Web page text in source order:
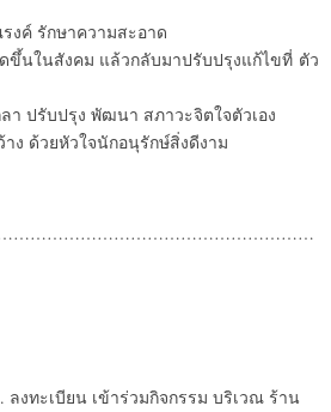
งค์ รักษาความสะอาด
ขึ้นในสังคม แล้วกลับมาปรับปรุงแก้ไขที่ ตัว
ปรับปรุง พัฒนา สภาวะจิตใจตัวเอง
ง ด้วยหัวใจนักอนุรักษ์สิ่งดีงาม
งทะเบียน เข้าร่วมกิจกรรม บริเวณ ร้าน